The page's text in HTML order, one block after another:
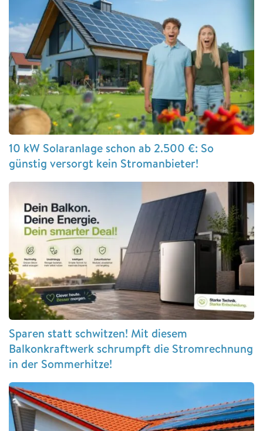
10 kW Solaranlage schon ab 2.500 €: So
günstig versorgt kein Stromanbieter!
Sparen statt schwitzen! Mit diesem
Balkonkraftwerk schrumpft die Stromrechnung
in der Sommerhitze!